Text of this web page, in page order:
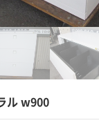
ル w900